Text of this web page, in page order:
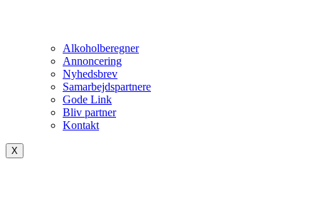
Alkoholberegner
Annoncering
Nyhedsbrev
Samarbejdspartnere
Gode Link
Bliv partner
Kontakt
X